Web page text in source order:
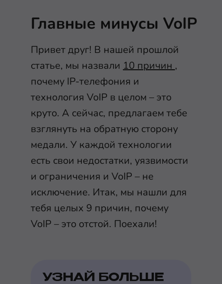
Главные минусы VoIP
Привет друг! В нашей прошлой
статье, мы назвали 10 причин ,
почему IP-телефония и
технология VoIP в целом – это
круто. А сейчас, предлагаем тебе
взглянуть на обратную сторону
медали. У каждой технологии
есть свои недостатки, уязвимости
и ограничения и VoIP – не
исключение. Итак, мы нашли для
тебя целых 9 причин, почему
VoIP – это отстой. Поехали!
УЗНАЙ БОЛЬШЕ